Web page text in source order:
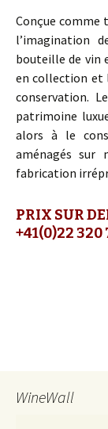
Conçue comme
l’imagination
bouteille de vin
en collection et
conservation.
patrimoine
alors à le
aménagés sur
fabrication
PRIX SUR
+41(0)22 320
WineWall